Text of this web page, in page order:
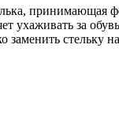
принимающая
ухаживать за
заменить стельку